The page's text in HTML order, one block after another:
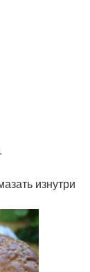
изнутри